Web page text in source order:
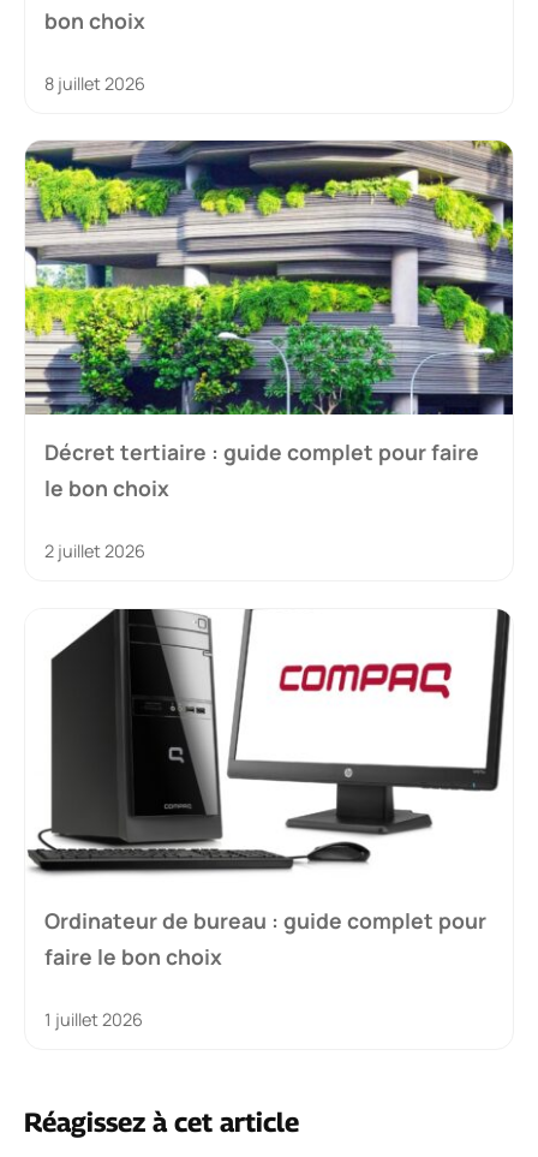
bon choix
8 juillet 2026
Décret tertiaire : guide complet pour faire
le bon choix
2 juillet 2026
Ordinateur de bureau : guide complet pour
faire le bon choix
1 juillet 2026
Réagissez à cet article